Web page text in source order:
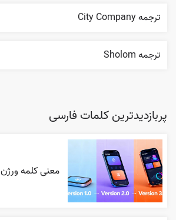
ترجمه City Company
ترجمه Sholom
پربازدیدترین کلمات فارسی
معنی کلمه ورژن